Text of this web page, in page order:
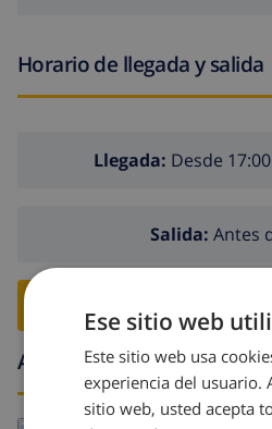
Horario de llegada y salida
Llegada: Desde
Salida: Antes
Alrededores
Ese sitio web
Este sitio web usa
experiencia del usuario.
sitio web, usted acepta